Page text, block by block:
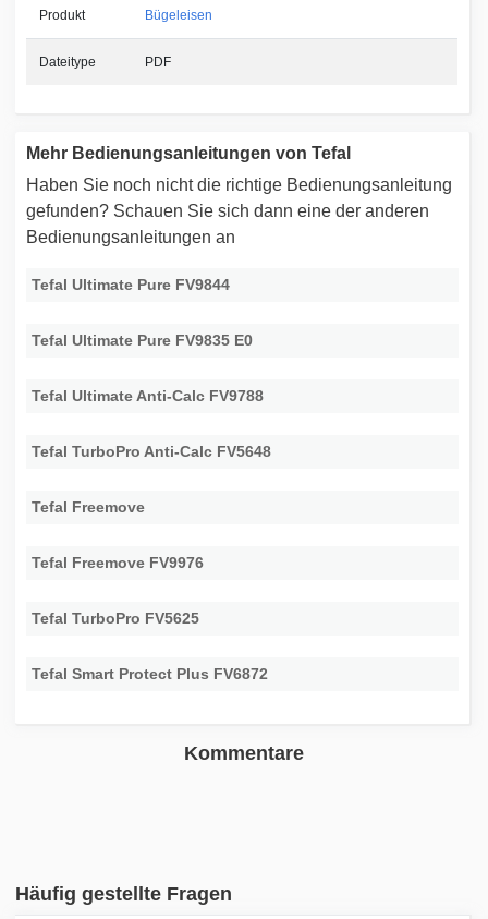
Produkt Bügeleisen
Dateitype PDF
Mehr Bedienungsanleitungen von Tefal
Haben Sie noch nicht die richtige Bedienungsanleitung
gefunden? Schauen Sie sich dann eine der anderen
Bedienungsanleitungen an
Tefal Ultimate Pure FV9844
Tefal Ultimate Pure FV9835 E0
Tefal Ultimate Anti-Calc FV9788
Tefal TurboPro Anti-Calc FV5648
Tefal Freemove
Tefal Freemove FV9976
Tefal TurboPro FV5625
Tefal Smart Protect Plus FV6872
Kommentare
Häufig gestellte Fragen